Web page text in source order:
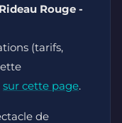
Rouge -
(tarifs,
sur cette page.
de